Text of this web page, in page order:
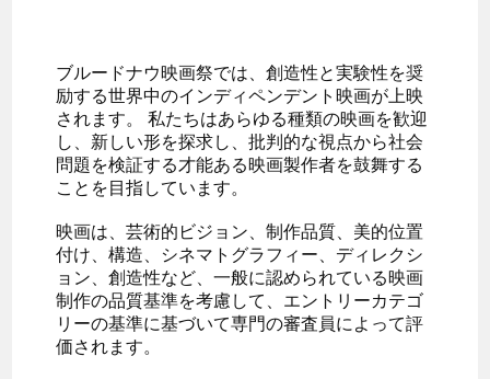
ブルードナウ映画祭では、創造性と実験性を奨
励する世界中のインディペンデント映画が上映
されます。 私たちはあらゆる種類の映画を歓迎
し、新しい形を探求し、批判的な視点から社会
問題を検証する才能ある映画製作者を鼓舞する
ことを目指しています。
映画は、芸術的ビジョン、制作品質、美的位置
付け、構造、シネマトグラフィー、ディレクシ
ョン、創造性など、一般に認められている映画
制作の品質基準を考慮して、エントリーカテゴ
リーの基準に基づいて専門の審査員によって評
価されます。